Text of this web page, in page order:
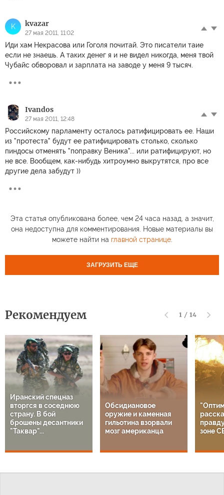
K kvazar
27 мая 2011, 11:02
Иди хам Некрасова или Гоголя почитай. Это писатели таие
если не знаешь. А таких денег я и не видел никогда, меня твой
Чубайс обворовал и зарплата на заводе у меня 9 тысяч.
Ivandos
27 мая 2011, 12:48
Российскому парламенту осталось ратифицировать ее. Наши
из "протеста" будут ее ратифицировать столько, сколько
пиндосы отменять "поправку Веника"... или ратифицируют, но
не все. Вообщем, как-нибудь хитроумно выкрутятся, про все
другие дела забудут ))
Эта статья опубликована более, чем 24 часа назад, а значит,
она недоступна для комментирования. Новые материалы вы
можете найти на главной странице.
ЗАГРУЗИТЬ ЕЩЕ
Рекомендуем 1 / 14
Иранский спецназ
вторгся в соседнюю
страну. В бой
брошены десантники
"Таквар"...
Обсидиановое
оружие и каменная
гильотина взорвали
мозг американца
зоне